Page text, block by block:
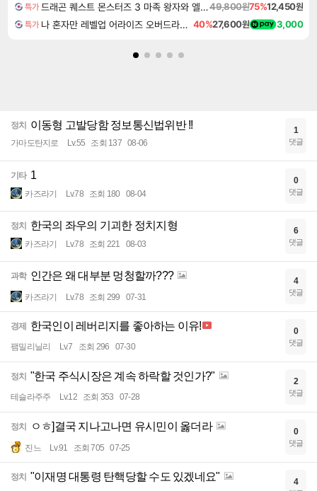
특가 드래곤 퀘스트 몬스터즈 3 마족 왕자와 엘프의 여행 Dragon Quest Monsters The Dark Prince49,800원75%12,450원
특가 나 혼자만 레벨업 어라이즈 오버드라이브 Solo Leveling Arise 40%27,600원 3,000
정치 이동형 고발당함 정보통신법위반 !!
가마도탄지로 Lv.55 조회 137 08-06
1
댓글
기타 1
카즈라기 Lv.78 조회 180 08-04
0
댓글
정치 한국의 좌우의 기괴한 정치지형
카즈라기 Lv.78 조회 221 08-03
6
댓글
과학 인간은 왜 대부분 멍청할까???
카즈라기 Lv.78 조회 299 07-31
4
댓글
경제 한국인이 레버리지를 좋아하는 이유!
팸밀리닐리 Lv.7 조회 296 07-30
0
댓글
정치 "한국 주식시장은 계속 하락할 것인가?"
테슬라주주 Lv.12 조회 353 07-28
2
댓글
정치 ㅇㅎ]결국 지나고나면 유시민이 옳더라
진느 Lv.91 조회 705 07-25
0
댓글
정치 "이재명 대통령 탄핵당할 수도 있겠네요" 4